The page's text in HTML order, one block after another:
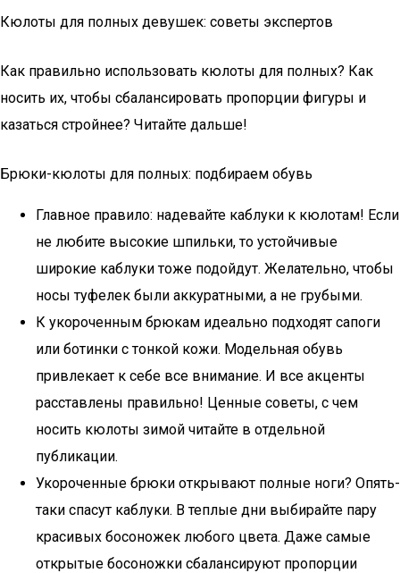
Кюлоты для полных девушек: советы экспертов
Как правильно использовать кюлоты для полных? Как
носить их, чтобы сбалансировать пропорции фигуры и
казаться стройнее? Читайте дальше!
Брюки-кюлоты для полных: подбираем обувь
Главное правило: надевайте каблуки к кюлотам! Если
не любите высокие шпильки, то устойчивые
широкие каблуки тоже подойдут. Желательно, чтобы
носы туфелек были аккуратными, а не грубыми.
К укороченным брюкам идеально подходят сапоги
или ботинки с тонкой кожи. Модельная обувь
привлекает к себе все внимание. И все акценты
расставлены правильно! Ценные советы, с чем
носить кюлоты зимой читайте в отдельной
публикации.
Укороченные брюки открывают полные ноги? Опять-
таки спасут каблуки. В теплые дни выбирайте пару
красивых босоножек любого цвета. Даже самые
открытые босоножки сбалансируют пропорции